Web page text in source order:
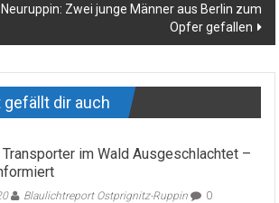
Zwei junge Männer aus Berlin zum
Opfer gefallen
dir auch
im Wald Ausgeschlachtet –
Blaulichtreport Ostprignitz-Ruppin 0